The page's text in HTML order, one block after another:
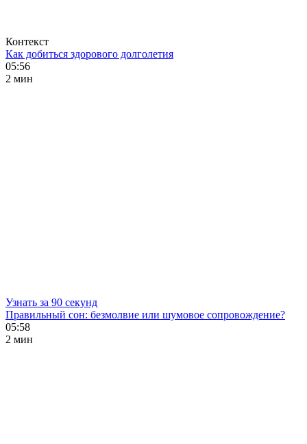
Контекст
Как добиться здорового долголетия
05:56
2 мин
Узнать за 90 секунд
Правильный сон: безмолвие или шумовое сопровождение?
05:58
2 мин